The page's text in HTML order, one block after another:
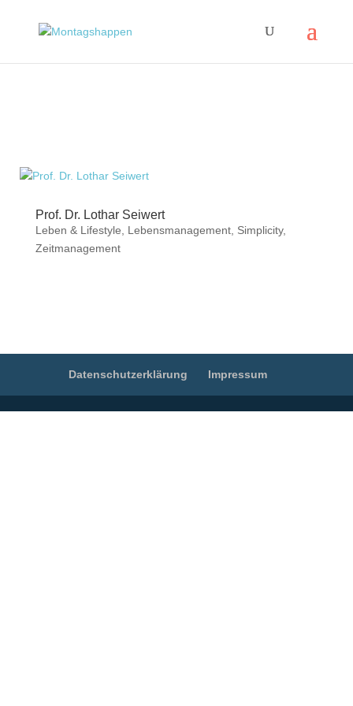
Prof. Dr. Lothar Seiwert
Leben & Lifestyle Lebensmanagement, Simplicity,
Zeitmanagement
Datenschutzerklärung Impressum